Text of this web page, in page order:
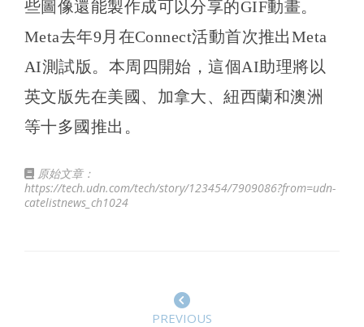
些圖像還能製作成可以分享的GIF動畫。
Meta去年9月在Connect活動首次推出Meta
AI測試版。本周四開始，這個AI助理將以
英文版先在美國、加拿大、紐西蘭和澳洲
等十多國推出。
原始文章：
https://tech.udn.com/tech/story/123454/7909086?from=udn-
catelistnews_ch1024
PREVIOUS